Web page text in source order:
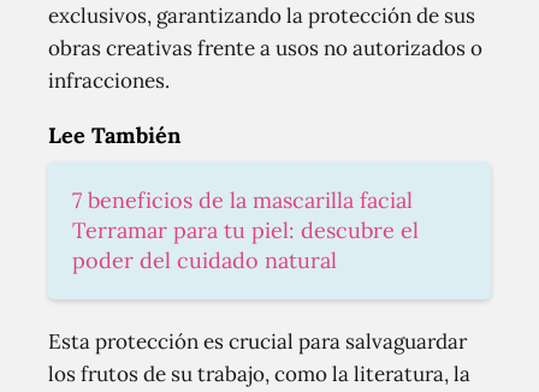
exclusivos, garantizando la protección de sus
obras creativas frente a usos no autorizados o
infracciones.
Lee También
7 beneficios de la mascarilla facial
Terramar para tu piel: descubre el
poder del cuidado natural
Esta protección es crucial para salvaguardar
los frutos de su trabajo, como la literatura, la